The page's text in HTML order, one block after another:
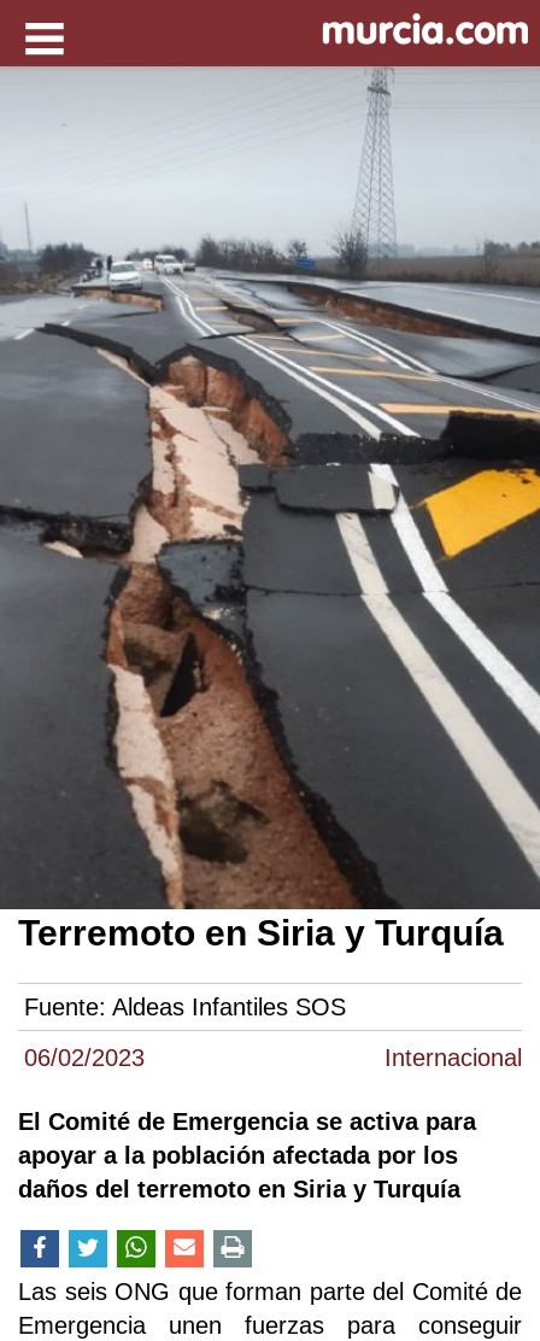
06/02/2023 Internacional
Terremoto en Siria y Turquía
Fuente: Aldeas Infantiles SOS
El Comité de Emergencia se activa para
apoyar a la población afectada por los
daños del terremoto en Siria y Turquía
Las seis ONG que forman parte del Comité de
Emergencia unen fuerzas para conseguir